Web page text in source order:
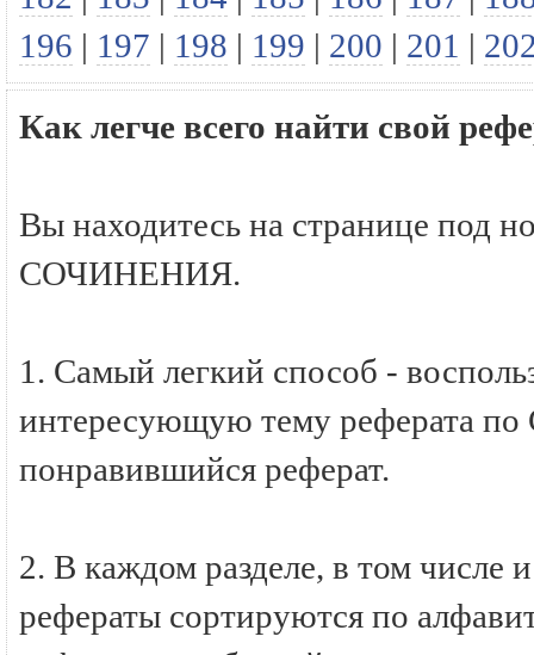
196 | 197 | 198 | 199 | 200 | 201 |
Как легче всего найти свой
Вы находитесь на странице под
СОЧИНЕНИЯ.
1. Самый легкий способ -
интересующую тему реферата
понравившийся реферат.
2. В каждом разделе, в том
рефераты сортируются по